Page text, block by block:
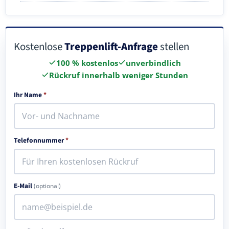
KostenloseTreppenlift-Anfragestellen
100 % kostenlos
unverbindlich
Rückruf innerhalb weniger Stunden
Ihr Name*
Telefonnummer*
E-Mail(optional)